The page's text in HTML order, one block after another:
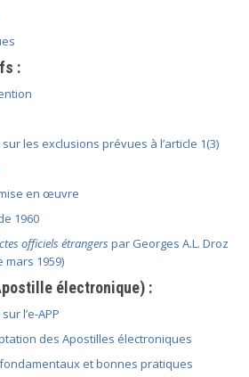
:
les exclusions prévues à l’article 1(3)
en œuvre
1960
officiels étrangerspar Georges A.L. Droz
mars 1959)
électronique) :
l’e-APP
des Apostilles électroniques
fondamentaux et bonnes pratiques